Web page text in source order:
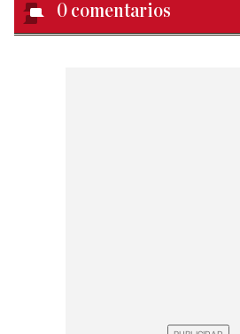
0 comentarios